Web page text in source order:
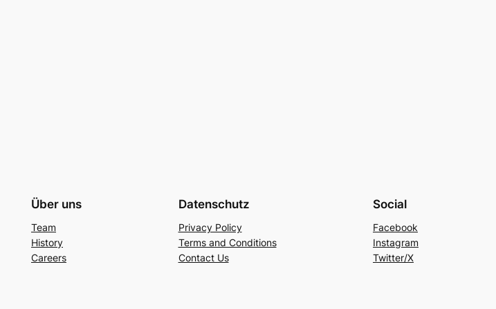
Über uns
Team
History
Careers
Datenschutz
Privacy Policy
Terms and Conditions
Contact Us
Social
Facebook
Instagram
Twitter/X